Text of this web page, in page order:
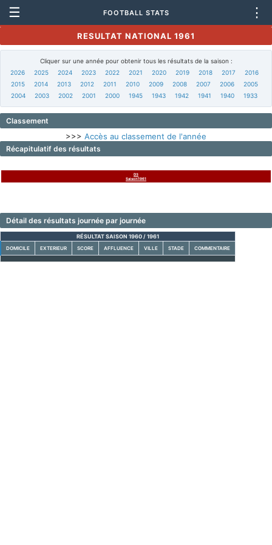
☰ FOOTBALL STATS ⋮
RESULTAT NATIONAL 1961
Cliquer sur une année pour obtenir tous les résultats de la saison :
2026
2025 2024 2023 2022 2021 2020 2019 2018 2017
2016
2015
2014 2013 2012 2011 2010 2009 2008 2007 2006
2005
2004
2003 2002 2001 2000 1945 1943 1942 1941 1940 1933
Classement
>>> Accès au classement de l'année
Récapitulatif des résultats
D3
Saison1961
Détail des résultats journée par journée
RÉSULTAT SAISON 1960 / 1961
DOMICILE EXTERIEUR SCORE AFFLUENCE VILLE STADE COMMENTAIRE